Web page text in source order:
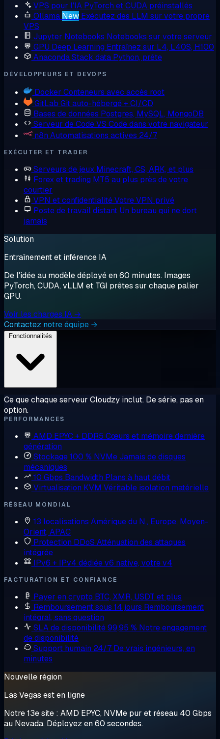
VPS pour l'IA PyTorch et CUDA préinstallés
Ollama New Exécutez des LLM sur votre propre
VPS
Jupyter Notebooks Notebooks sur votre serveur
GPU Deep Learning Entraînez sur L4, L40S, H100
AnacondaStack data Python, prête
DÉVELOPPEURS ET DEVOPS
Docker Conteneurs avec accès root
GitLab Git auto-hébergé + CI/CD
Bases de données Postgres, MySQL, MongoDB
Serveur de CodeVS Code dans votre navigateur
n8n Automatisations actives 24/7
EXÉCUTER ET TRADER
Serveurs de jeux Minecraft, CS, ARK, et plus
Forex et trading MT5 au plus près de votre
courtier
VPN et confidentialitéVotre VPN privé
Poste de travail distant Un bureau qui ne dort
jamais
Solution
Entraînement et inférence IA
De l'idée au modèle déployé en 60 minutes. Images
PyTorch, CUDA, vLLM et TGI prêtes sur chaque palier
GPU.
Voir les charges IA →
Contactez notre équipe →
Ce que chaque serveur Cloudzy inclut. De série, pas en
option.
PERFORMANCES
AMD EPYC + DDR5 Cœurs et mémoire dernière
génération
Stockage 100 % NVMeJamais de disques
mécaniques
10 Gbps Bandwidth Plans à haut débit
Virtualisation KVM Véritable isolation matérielle
RÉSEAU MONDIAL
13 localisations Amérique du N., Europe, Moyen-
Orient, APAC
Protection DDoS Atténuation des attaques
intégrée
IPv6 + IPv4 dédiéev6 native, votre v4
FACTURATION ET CONFIANCE
Payer en crypto BTC, XMR, USDT et plus
Remboursement sous 14 jours Remboursement
intégral, sans question
SLA de disponibilité 99,95 % Notre engagement
de disponibilité
Support humain 24/7 De vrais ingénieurs, en
minutes
Nouvelle région
Las Vegas est en ligne
Notre 13e site : AMD EPYC, NVMe pur et réseau 40 Gbps
au Nevada. Déployez en 60 secondes.